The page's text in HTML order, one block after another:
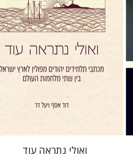
הנחת אתר ספר מודפס
$46
$41
ואולי נתראה עוד